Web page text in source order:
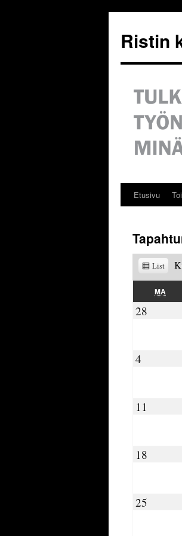
Ristin
Etusivu
View
List
MA
28
4
11
18
25